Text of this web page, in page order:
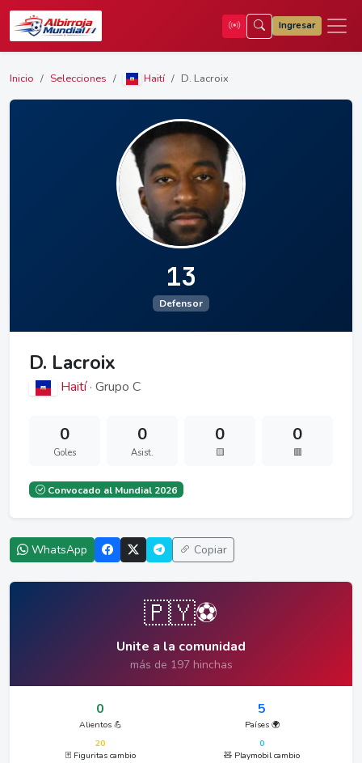
Ingresar
Inicio Selecciones Haití D. Lacroix
13
Defensor
D. Lacroix
Haití· Grupo C
0
Goles
0
Asist.
0
🟨
0
🟥
Convocado al Mundial 2026
WhatsApp Copiar
🇵🇾⚽
Unite a la comunidad
más de 197 hinchas
0
Alientos 💪
5
Países 🌍
20
🃏 Figuritas cambio
0
🧸 Playmobil cambio